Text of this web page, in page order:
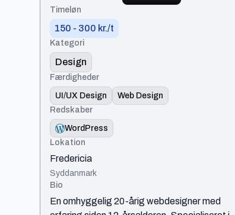
Timeløn
150 - 300 kr./t
Kategori
Design
Færdigheder
UI/UX Design
Web Design
Redskaber
WordPress
Lokation
Fredericia
Syddanmark
Bio
En omhyggelig 20-årig webdesigner med